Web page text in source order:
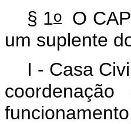
§ 1oO
um suplente
I - Casa